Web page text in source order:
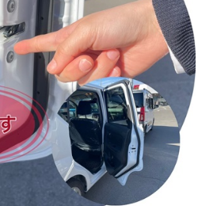
リコ
お問